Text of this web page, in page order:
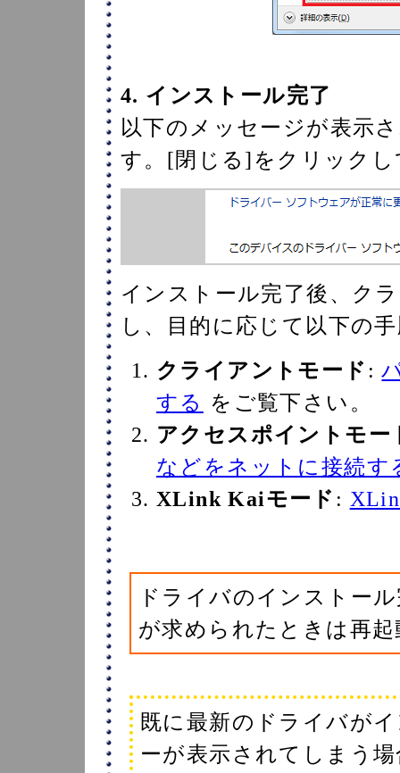
4. インストール完了
以下のメッセージが表示
す。[閉じる]をクリック
インストール完了後、ク
し、目的に応じて以下の
クライアントモード :
する をご覧下さい。
アクセスポイントモー
などをネットに接続す
XLink Kaiモード :
ドライバのインストー
が求められたときは再
既に最新のドライバが
ーが表示されてしまう